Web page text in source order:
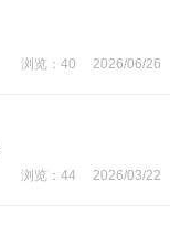
浏览：40 2026/06/26
浏览：44 2026/03/22